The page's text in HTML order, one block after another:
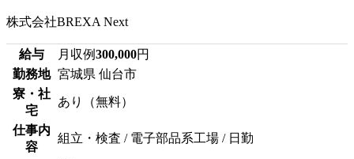
株式会社BREXA Next
給与 月収例300,000円
勤務地 宮城県 仙台市
寮・社
宅
あり（無料）
仕事内
容
組立・検査 / 電子部品系工場 / 日勤